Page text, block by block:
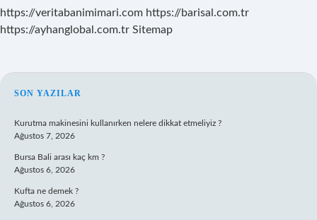
https://veritabanimimari.com https://barisal.com.tr
https://ayhanglobal.com.tr Sitemap
SIDEBAR
SON YAZILAR
Kurutma makinesini kullanırken nelere dikkat etmeliyiz ?
Ağustos 7, 2026
Bursa Bali arası kaç km ?
Ağustos 6, 2026
Kufta ne demek ?
Ağustos 6, 2026